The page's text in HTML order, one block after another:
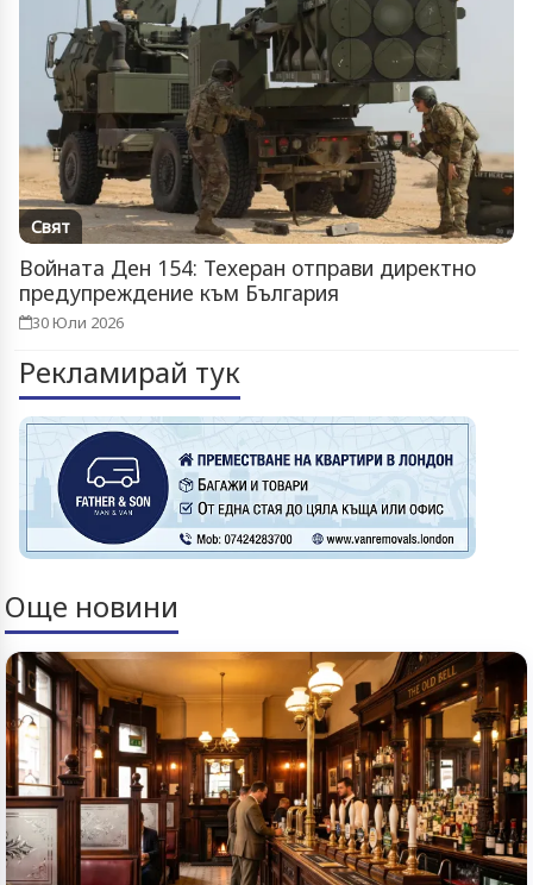
Свят
Войната Ден 154: Техеран отправи директно
предупреждение към България
30 Юли 2026
Рекламирай тук
Още новини